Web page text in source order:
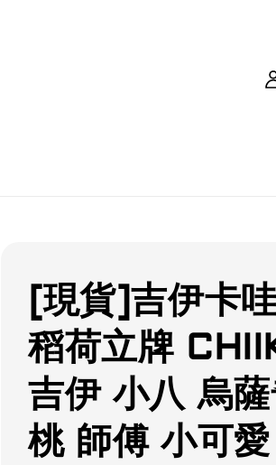
[現貨]吉伊卡
稻荷立牌
吉伊 小八 烏
桃 師傅 小可